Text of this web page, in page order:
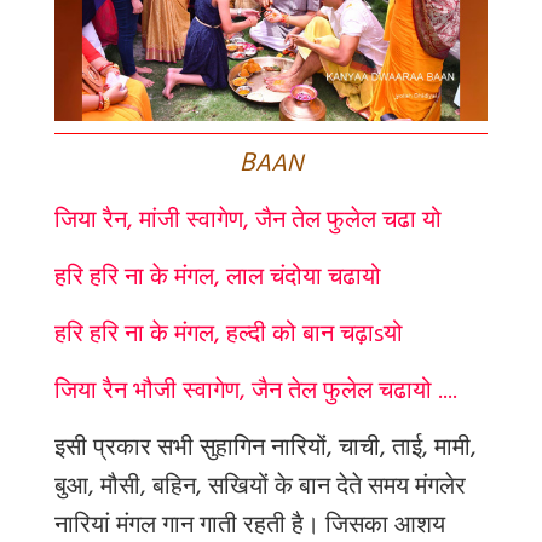
BAAN
जिया रैन, मांजी स्वागेण, जैन तेल फुलेल चढा यो
हरि हरि ना के मंगल, लाल चंदोया चढायो
हरि हरि ना के मंगल, हल्दी को बान चढ़ाsयो
जिया रैन भौजी स्वागेण,जैन तेल फुलेल चढायो ....
इसी प्रकार सभी सुहागिन नारियों, चाची, ताई, मामी,
बुआ, मौसी, बहिन, सखियों के बान देते समय मंगलेर
नारियां मंगल गान गाती रहती है। जिसका आशय